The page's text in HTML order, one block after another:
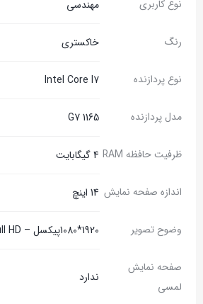
نوع کاربری مهندسی
رنگ خاکستری
نوع پردازنده Intel Core I7
مدل پردازنده 1165 G7
ظرفیت حافظه RAM 4 گیگابایت
اندازه صفحه نمایش 14 اینچ
وضوح تصویر 1920*1080پیکسل – Full HD
صفحه نمایش
لمسی
ندارد